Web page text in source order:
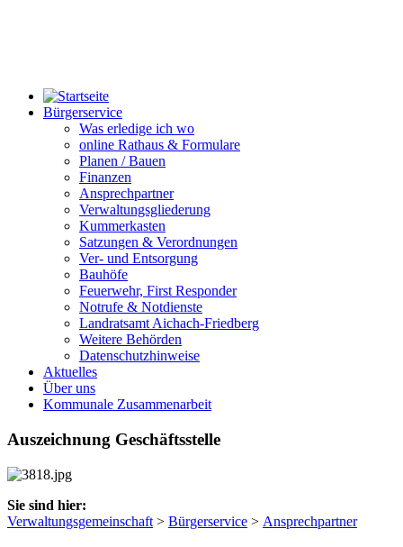
Bürgerservice
Was erledige ich wo
online Rathaus & Formulare
Planen / Bauen
Finanzen
Ansprechpartner
Verwaltungsgliederung
Kummerkasten
Satzungen & Verordnungen
Ver- und Entsorgung
Bauhöfe
Feuerwehr, First Responder
Notrufe & Notdienste
Landratsamt Aichach-Friedberg
Weitere Behörden
Datenschutzhinweise
Aktuelles
Über uns
Kommunale Zusammenarbeit
Auszeichnung Geschäftsstelle
Sie sind hier:
Verwaltungsgemeinschaft > Bürgerservice > Ansprechpartner